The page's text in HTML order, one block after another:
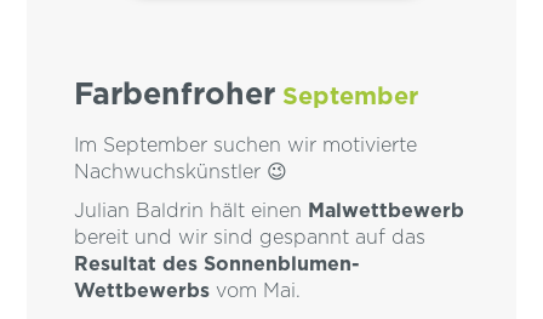
FarbenfroherSeptember
Im September suchen wir motivierte
Nachwuchskünstler 😉
Julian Baldrin hält einen Malwettbewerb
bereit und wir sind gespannt auf das
Resultat des Sonnenblumen-
Wettbewerbsvom Mai.